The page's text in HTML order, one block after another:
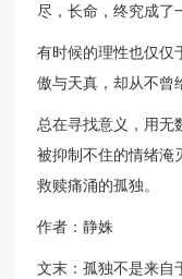
尽，长命，终究成了
有时候的理性也仅仅
傲与天真，却从不曾
总在寻找意义，用无
被抑制不住的情绪淹
救赎痛涌的孤独。
作者：静姝
文末：孤独不是来自